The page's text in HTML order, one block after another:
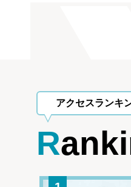
アクセスランキ